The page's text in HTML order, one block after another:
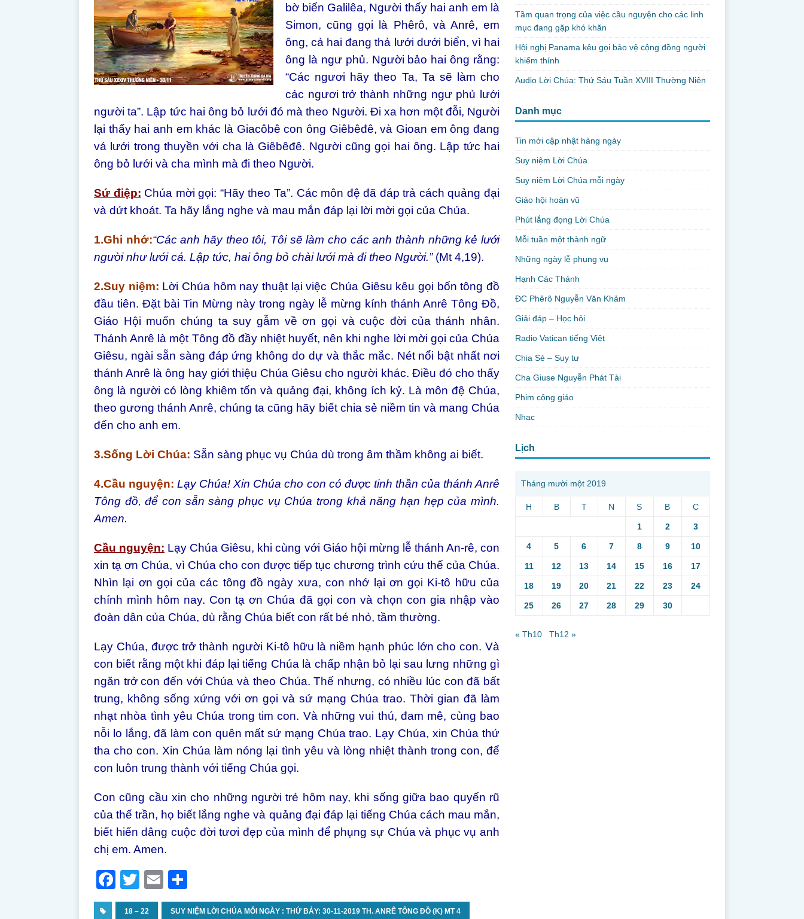
bờ biển Galilêa, Người thấy hai anh em là
Simon, cũng gọi là Phêrô, và Anrê, em
ông, cả hai đang thả lưới dưới biển, vì hai
ông là ngư phủ. Người bảo hai ông rằng:
“Các ngươi hãy theo Ta, Ta sẽ làm cho
các ngươi trở thành những ngư phủ lưới
người ta”. Lập tức hai ông bỏ lưới đó mà theo Người. Đi xa hơn một đỗi, Người
lại thấy hai anh em khác là Giacôbê con ông Giêbêđê, và Gioan em ông đang
vá lưới trong thuyền với cha là Giêbêđê. Người cũng gọi hai ông. Lập tức hai
ông bỏ lưới và cha mình mà đi theo Người.
Sứ điệp: Chúa mời gọi: “Hãy theo Ta”. Các môn đệ đã đáp trả cách quảng đại
và dứt khoát. Ta hãy lắng nghe và mau mắn đáp lại lời mời gọi của Chúa.
1.Ghi nhớ:“Các anh hãy theo tôi, Tôi sẽ làm cho các anh thành những kẻ lưới
người như lưới cá. Lập tức, hai ông bỏ chài lưới mà đi theo Người.” (Mt 4,19).
2.Suy niệm: Lời Chúa hôm nay thuật lại việc Chúa Giêsu kêu gọi bốn tông đồ
đầu tiên. Đặt bài Tin Mừng này trong ngày lễ mừng kính thánh Anrê Tông Đồ,
Giáo Hội muốn chúng ta suy gẫm về ơn gọi và cuộc đời của thánh nhân.
Thánh Anrê là một Tông đồ đầy nhiệt huyết, nên khi nghe lời mời gọi của Chúa
Giêsu, ngài sẵn sàng đáp ứng không do dự và thắc mắc. Nét nổi bật nhất nơi
thánh Anrê là ông hay giới thiệu Chúa Giêsu cho người khác. Điều đó cho thấy
ông là người có lòng khiêm tốn và quảng đại, không ích kỷ. Là môn đệ Chúa,
theo gương thánh Anrê, chúng ta cũng hãy biết chia sẻ niềm tin và mang Chúa
đến cho anh em.
3.Sống Lời Chúa: Sẵn sàng phục vụ Chúa dù trong âm thầm không ai biết.
4.Cầu nguyện: Lạy Chúa! Xin Chúa cho con có được tinh thần của thánh Anrê
Tông đồ, để con sẵn sàng phục vụ Chúa trong khả năng hạn hẹp của mình.
Amen.
Cầu nguyện: Lạy Chúa Giêsu, khi cùng với Giáo hội mừng lễ thánh An-rê, con
xin tạ ơn Chúa, vì Chúa cho con được tiếp tục chương trình cứu thế của Chúa.
Nhìn lại ơn gọi của các tông đồ ngày xưa, con nhớ lại ơn gọi Ki-tô hữu của
chính mình hôm nay. Con tạ ơn Chúa đã gọi con và chọn con gia nhập vào
đoàn dân của Chúa, dù rằng Chúa biết con rất bé nhỏ, tầm thường.
Lạy Chúa, được trở thành người Ki-tô hữu là niềm hạnh phúc lớn cho con. Và
con biết rằng một khi đáp lại tiếng Chúa là chấp nhận bỏ lại sau lưng những gì
ngăn trở con đến với Chúa và theo Chúa. Thế nhưng, có nhiều lúc con đã bất
trung, không sống xứng với ơn gọi và sứ mạng Chúa trao. Thời gian đã làm
nhạt nhòa tình yêu Chúa trong tim con. Và những vui thú, đam mê, cùng bao
nỗi lo lắng, đã làm con quên mất sứ mạng Chúa trao. Lạy Chúa, xin Chúa thứ
tha cho con. Xin Chúa làm nóng lại tình yêu và lòng nhiệt thành trong con, để
con luôn trung thành với tiếng Chúa gọi.
Con cũng cầu xin cho những người trẻ hôm nay, khi sống giữa bao quyến rũ
của thế trần, họ biết lắng nghe và quảng đại đáp lại tiếng Chúa cách mau mắn,
biết hiến dâng cuộc đời tươi đẹp của mình để phụng sự Chúa và phục vụ anh
chị em. Amen.
F
a
T
w
E
m h
18 – 22 SUY NIỆM LỜI CHÚA MỖI NGÀY : THỨ BẢY: 30-11-2019 TH. ANRÊ TÔNG ĐỒ (K) MT 4
Tầm quan trọng của việc cầu nguyện cho các linh
mục đang gặp khó khăn
Hội nghị Panama kêu gọi bảo vệ cộng đồng người
khiếm thính
Audio Lời Chúa: Thứ Sáu Tuần XVIII Thường Niên
Danh mục
Tin mới cập nhật hàng ngày
Suy niệm Lời Chúa
Suy niệm Lời Chúa mỗi ngày
Giáo hội hoàn vũ
Phút lắng đọng Lời Chúa
Mỗi tuần một thành ngữ
Những ngày lễ phụng vụ
Hạnh Các Thánh
ĐC Phêrô Nguyễn Văn Khảm
Giải đáp – Học hỏi
Radio Vatican tiếng Việt
Chia Sẻ – Suy tư
Cha Giuse Nguyễn Phát Tài
Phim công giáo
Nhạc
Lịch
Tháng mười một 2019
H B T N S B C
1 2 3
4 5 6 7 8 9 10
11 12 13 14 15 16 17
18 19 20 21 22 23 24
25 26 27 28 29 30
« Th10 Th12 »